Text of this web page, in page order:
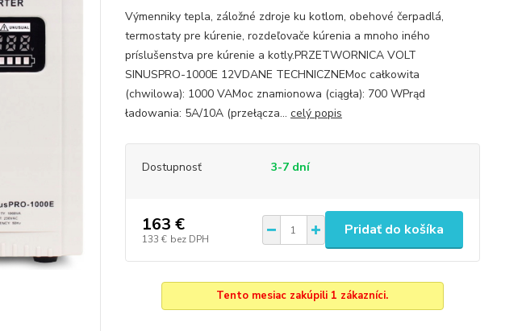
Výmenniky tepla, záložné zdroje ku kotlom, obehové čerpadlá,
termostaty pre kúrenie, rozdeľovače kúrenia a mnoho iného
príslušenstva pre kúrenie a kotly.PRZETWORNICA VOLT
SINUSPRO-1000E 12VDANE TECHNICZNEMoc całkowita
(chwilowa): 1000 VAMoc znamionowa (ciągła): 700 WPrąd
ładowania: 5A/10A (przełącza... celý popis
Dostupnosť 3-7 dní
163 €
133 € bez DPH
Pridať do košíka
Tento mesiac zakúpili 1 zákazníci.